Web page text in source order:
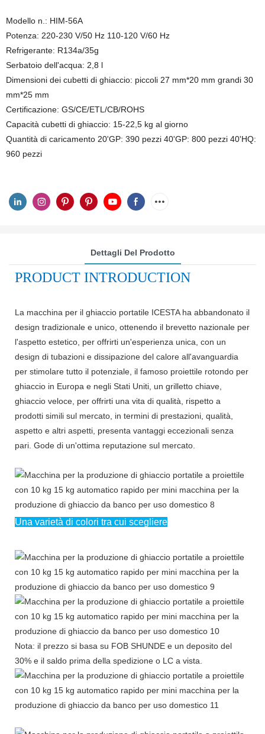
Modello n.: HIM-56A
Potenza: 220-230 V/50 Hz 110-120 V/60 Hz
Refrigerante: R134a/35g
Serbatoio dell'acqua: 2,8 l
Dimensioni dei cubetti di ghiaccio: piccoli 27 mm*20 mm grandi 30
mm*25 mm
Certificazione: GS/CE/ETL/CB/ROHS
Capacità cubetti di ghiaccio: 15-22,5 kg al giorno
Quantità di caricamento 20'GP: 390 pezzi 40'GP: 800 pezzi 40'HQ:
960 pezzi
Dettagli Del Prodotto
PRODUCT INTRODUCTION
La macchina per il ghiaccio portatile ICESTA ha abbandonato il
design tradizionale e unico, ottenendo il brevetto nazionale per
l'aspetto estetico, per offrirti un'esperienza unica, con un
design di tubazioni e dissipazione del calore all'avanguardia
per stimolare tutto il potenziale, il famoso proiettile rotondo per
ghiaccio in Europa e negli Stati Uniti, un grilletto chiave,
ghiaccio veloce, per offrirti una vita di qualità, rispetto a
prodotti simili sul mercato, in termini di prestazioni, qualità,
aspetto e altri aspetti, presenta vantaggi eccezionali senza
pari. Gode di un'ottima reputazione sul mercato.
Una varietà di colori tra cui scegliere
Nota: il prezzo si basa su FOB SHUNDE e un deposito del
30% e il saldo prima della spedizione o LC a vista.